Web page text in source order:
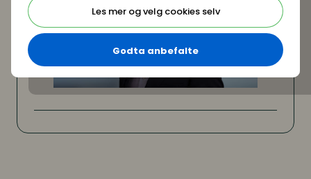
Les mer og velg cookies selv
Godta anbefalte